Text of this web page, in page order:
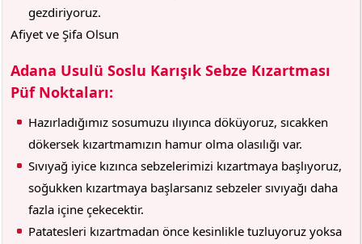
gezdiriyoruz.
Afiyet ve Şifa Olsun
Adana Usulü Soslu Karışık Sebze Kızartması
Püf Noktaları:
Hazırladığımız sosumuzu ılıyınca döküyoruz, sıcakken
dökersek kızartmamızın hamur olma olasılığı var.
Sıvıyağ iyice kızınca sebzelerimizi kızartmaya başlıyoruz,
soğukken kızartmaya başlarsanız sebzeler sıvıyağı daha
fazla içine çekecektir.
Patatesleri kızartmadan önce kesinlikle tuzluyoruz yoksa